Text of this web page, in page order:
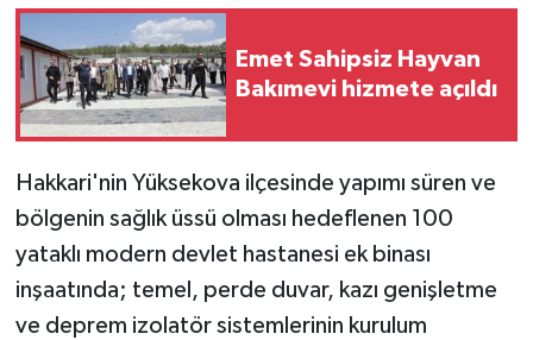
Emet Sahipsiz Hayvan
Bakımevi hizmete açıldı
Hakkari'nin Yüksekova ilçesinde yapımı süren ve
bölgenin sağlık üssü olması hedeflenen 100
yataklı modern devlet hastanesi ek binası
inşaatında; temel, perde duvar, kazı genişletme
ve deprem izolatör sistemlerinin kurulum
GÜNDEM
Güvenlik
HABERDE İNSAN
İş Dünyası
Jandarma